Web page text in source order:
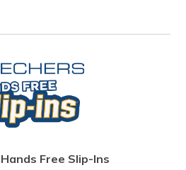
Free Slip-Ins